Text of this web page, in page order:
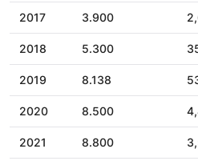
2017 3.900
2018 5.300
2019 8.138
2020 8.500
2021 8.800